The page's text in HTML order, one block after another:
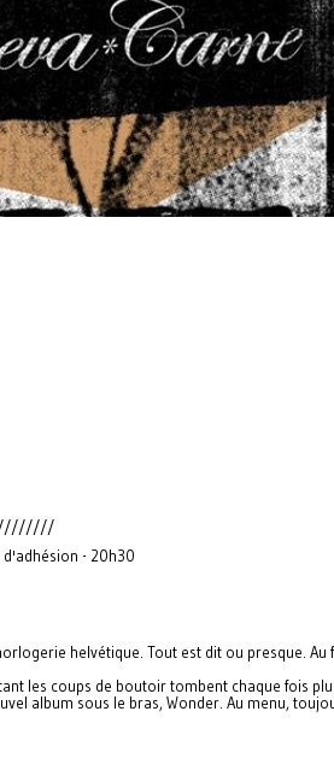
d'adhésion - 20h30
helvétique. Tout est dit ou presque.
les coups de boutoir tombent chaque fois
album sous le bras, Wonder. Au menu,